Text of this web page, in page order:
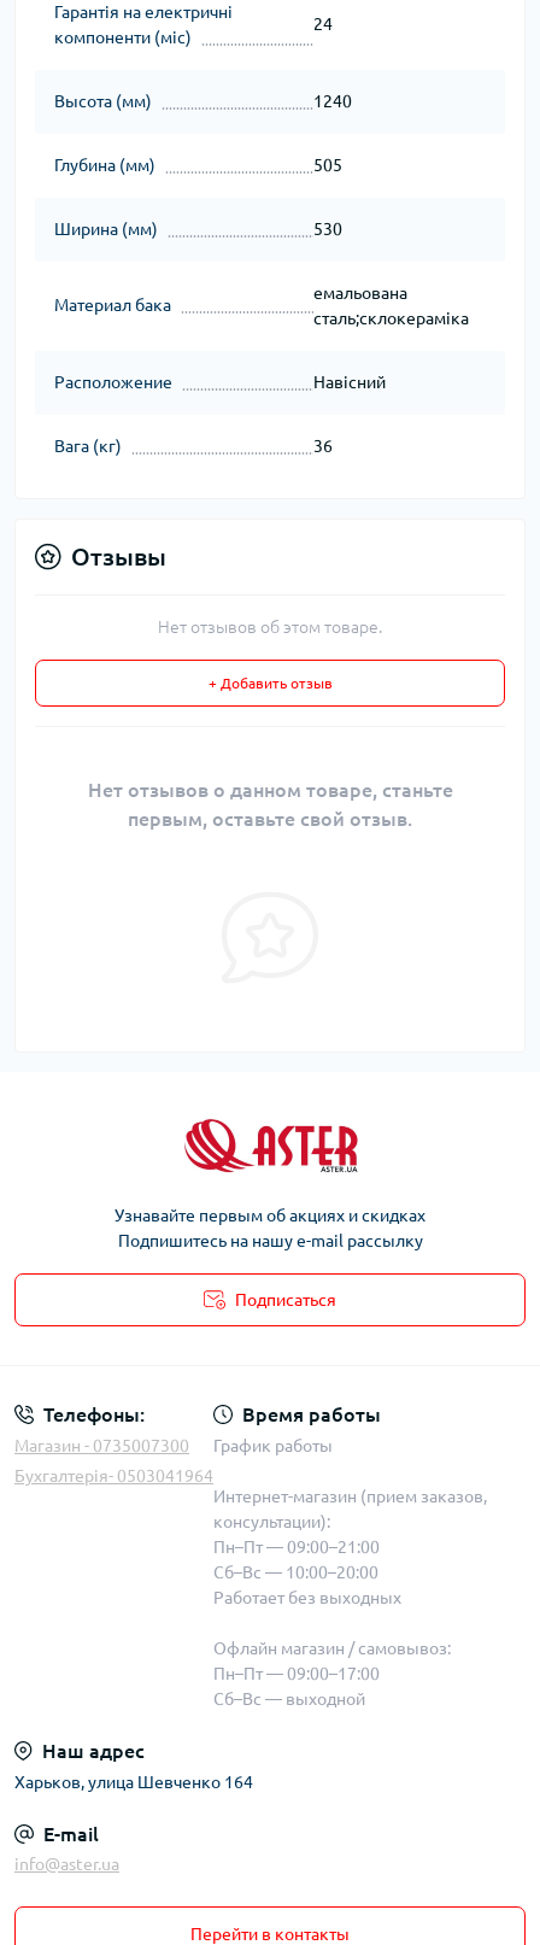
Гарантія на електричні
компоненти (міс)
24
Высота (мм) 1240
Глубина (мм) 505
Ширина (мм) 530
Материал бака
емальована
сталь;склокераміка
Расположение Навісний
Вага (кг) 36
Отзывы
Нет отзывов об этом товаре.
+ Добавить отзыв
Нет отзывов о данном товаре, станьте
первым, оставьте свой отзыв.
Узнавайте первым об акциях и скидках
Подпишитесь на нашу e-mail рассылку
Подписаться
Телефоны:
Магазин - 0735007300
Бухгалтерія- 0503041964
Время работы
График работы
Интернет-магазин (прием заказов,
консультации):
Пн–Пт — 09:00–21:00
Сб–Вс — 10:00–20:00
Работает без выходных
Офлайн магазин / самовывоз:
Пн–Пт — 09:00–17:00
Сб–Вс — выходной
Наш адрес
Харьков, улица Шевченко 164
E-mail
info@aster.ua
Перейти в контакты